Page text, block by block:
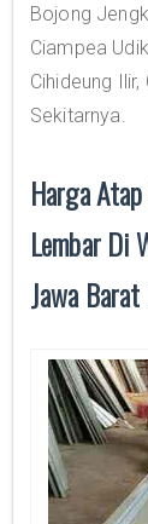
Bojong
Ciampea
Cihideung
Sekitarnya.
Harga
Lembar Di
Jawa